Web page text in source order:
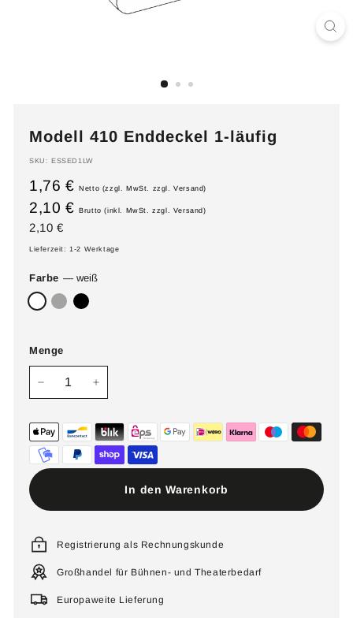
Modell 410 Enddeckel 1-läufig
SKU: ESSED1LW
1,76 €Netto (zzgl. MwSt. zzgl. Versand)
2,10 €Brutto (inkl. MwSt. zzgl. Versand)
Normaler
2,10 €2,10
Lieferzeit: 1-2 Werktage
Farbe — weiß
Menge
In den Warenkorb
Registrierung als Rechnungskunde
Großhandel für Bühnen- und Theaterbedarf
Europaweite Lieferung